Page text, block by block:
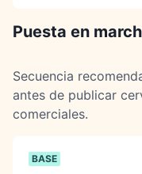
Puesta en
Secuencia
antes de publicar
comerciales.
BASE